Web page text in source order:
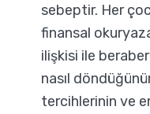
sebeptir. Her
finansal
ilişkisi ile
nasıl
tercihlerinin ve